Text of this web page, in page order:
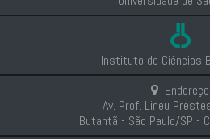
Instituto de Ciências
Endereço
Av. Prof. Lineu
Butantã - São Paulo/SP -